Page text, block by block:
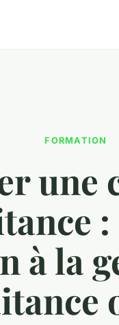
FORMATION
une
:
à la